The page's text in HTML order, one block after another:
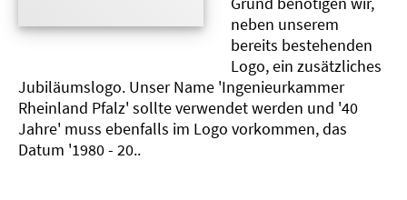
neben unserem
bereits bestehenden
Logo, ein zusätzliches
Jubiläumslogo. Unser Name 'Ingenieurkammer
Rheinland Pfalz' sollte verwendet werden und '40
Jahre' muss ebenfalls im Logo vorkommen, das
Datum '1980 - 20..